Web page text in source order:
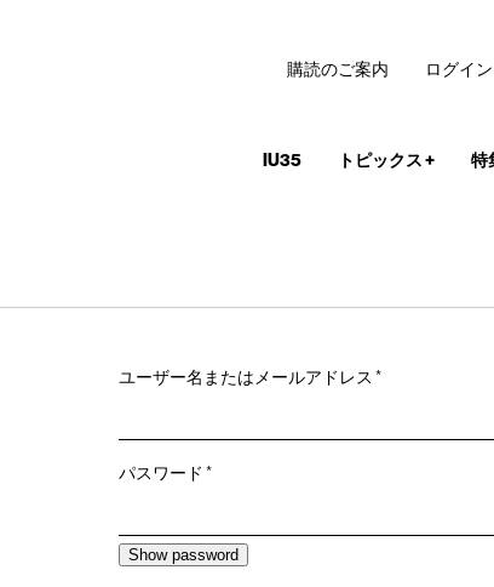
IU35 トピックス+ 特
購読のご案内 ログイン
ユーザー名またはメールアドレス*必
パスワード*必